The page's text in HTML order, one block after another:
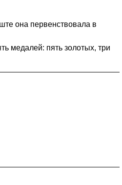
она первенствовала в
медалей: пять золотых, три